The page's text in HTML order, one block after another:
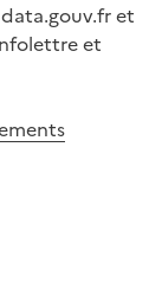
et
et